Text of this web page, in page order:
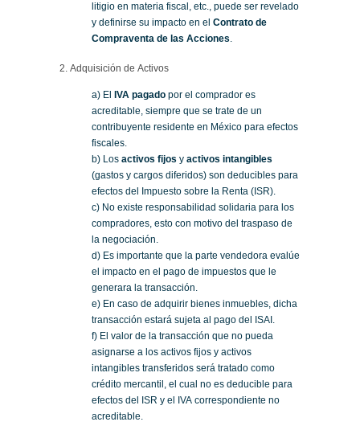
litigio en materia fiscal, etc., puede ser revelado
y definirse su impacto en el Contrato de
Compraventa de las Acciones.
2. Adquisición de Activos
a) El IVA pagado por el comprador es
acreditable, siempre que se trate de un
contribuyente residente en México para efectos
fiscales.
b) Los activos fijos y activos intangibles
(gastos y cargos diferidos) son deducibles para
efectos del Impuesto sobre la Renta (ISR).
c) No existe responsabilidad solidaria para los
compradores, esto con motivo del traspaso de
la negociación.
d) Es importante que la parte vendedora evalúe
el impacto en el pago de impuestos que le
generara la transacción.
e) En caso de adquirir bienes inmuebles, dicha
transacción estará sujeta al pago del ISAI.
f) El valor de la transacción que no pueda
asignarse a los activos fijos y activos
intangibles transferidos será tratado como
crédito mercantil, el cual no es deducible para
efectos del ISR y el IVA correspondiente no
acreditable.